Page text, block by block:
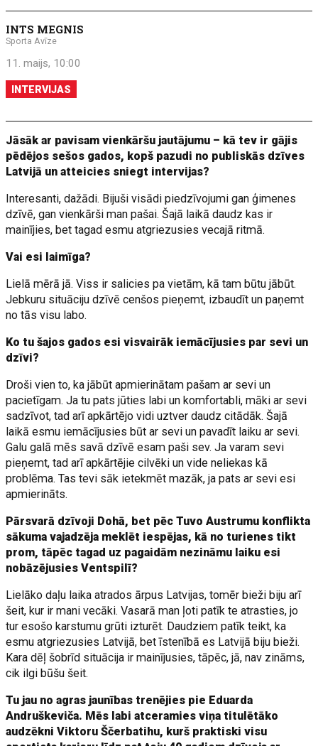
INTS MEGNIS
Sporta Avīze
11. maijs, 10:00
INTERVIJAS
Jāsāk ar pavisam vienkāršu jautājumu – kā tev ir gājis
pēdējos sešos gados, kopš pazudi no publiskās dzīves
Latvijā un atteicies sniegt intervijas?
Interesanti, dažādi. Bijuši visādi piedzīvojumi gan ģimenes
dzīvē, gan vienkārši man pašai. Šajā laikā daudz kas ir
mainījies, bet tagad esmu atgriezusies vecajā ritmā.
Vai esi laimīga?
Lielā mērā jā. Viss ir salicies pa vietām, kā tam būtu jābūt.
Jebkuru situāciju dzīvē cenšos pieņemt, izbaudīt un paņemt
no tās visu labo.
Ko tu šajos gados esi visvairāk iemācījusies par sevi un
dzīvi?
Droši vien to, ka jābūt apmierinātam pašam ar sevi un
pacietīgam. Ja tu pats jūties labi un komfortabli, māki ar sevi
sadzīvot, tad arī apkārtējo vidi uztver daudz citādāk. Šajā
laikā esmu iemācījusies būt ar sevi un pavadīt laiku ar sevi.
Galu galā mēs savā dzīvē esam paši sev. Ja varam sevi
pieņemt, tad arī apkārtējie cilvēki un vide neliekas kā
problēma. Tas tevi sāk ietekmēt mazāk, ja pats ar sevi esi
apmierināts.
Pārsvarā dzīvoji Dohā, bet pēc Tuvo Austrumu konflikta
sākuma vajadzēja meklēt iespējas, kā no turienes tikt
prom, tāpēc tagad uz pagaidām nezināmu laiku esi
nobāzējusies Ventspilī?
Lielāko daļu laika atrados ārpus Latvijas, tomēr bieži biju arī
šeit, kur ir mani vecāki. Vasarā man ļoti patīk te atrasties, jo
tur esošo karstumu grūti izturēt. Daudziem patīk teikt, ka
esmu atgriezusies Latvijā, bet īstenībā es Latvijā biju bieži.
Kara dēļ šobrīd situācija ir mainījusies, tāpēc, jā, nav zināms,
cik ilgi būšu šeit.
Tu jau no agras jaunības trenējies pie Eduarda
Andruškeviča. Mēs labi atceramies viņa titulētāko
audzēkni Viktoru Ščerbatihu, kurš praktiski visu